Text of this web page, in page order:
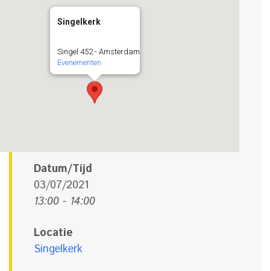
Singelkerk
Singel 452 - Amsterdam
Evenementen
Datum/Tijd
03/07/2021
13:00 - 14:00
Locatie
Singelkerk